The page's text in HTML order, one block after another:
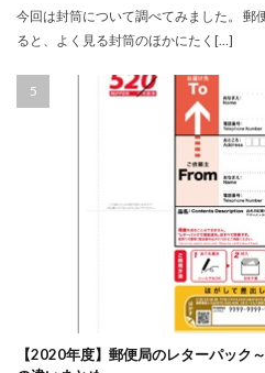
今回は封筒について調べてみました。 郵
ると、よく見る封筒のほかにたく[…]
【2020年度】郵便局のレターパック